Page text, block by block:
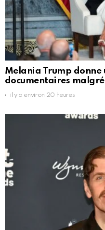
Melania Trump donne
documentaires
il y a environ 20 heures